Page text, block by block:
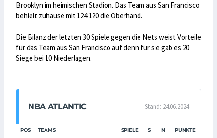
Brooklyn im heimischen Stadion. Das Team aus San Francisco
behielt zuhause mit 124:120 die Oberhand.
Die Bilanz der letzten 30 Spiele gegen die Nets weist Vorteile
für das Team aus San Francisco auf denn für sie gab es 20
Siege bei 10 Niederlagen.
NBA ATLANTIC Stand: 24.06.2024
POS TEAMS SPIELE S N PUNKTE